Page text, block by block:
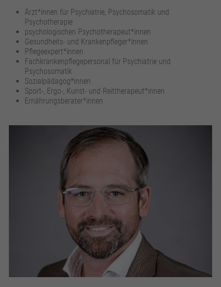
Ärzt*innen für Psychiatrie, Psychosomatik und
Psychotherapie
psychologischen Psychotherapeut*innen
Gesundheits- und Krankenpfleger*innen
Pflegeexpert*innen
Fachkrankenpflegepersonal für Psychiatrie und
Psychosomatik
Sozialpädagog*innen
Sport-, Ergo-, Kunst- und Reittherapeut*innen
Ernährungsberater*innen